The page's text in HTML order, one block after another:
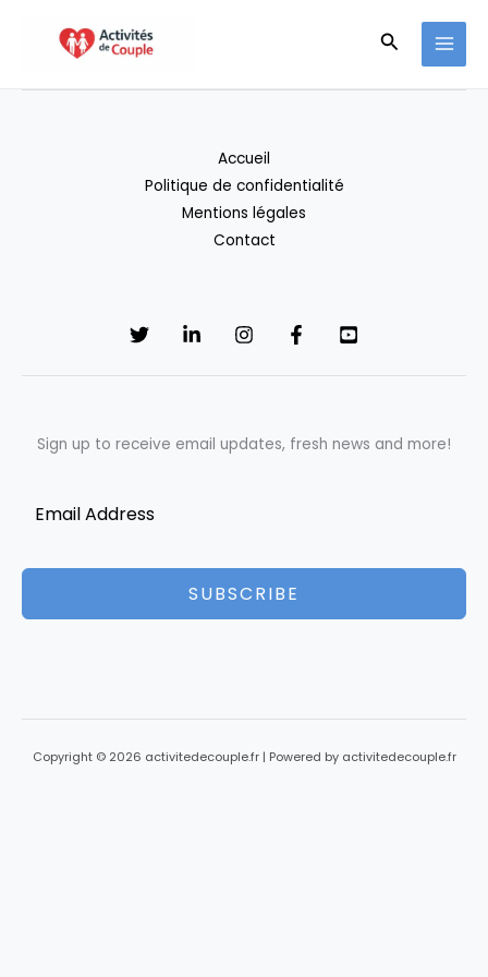
Accueil
Politique de confidentialité
Mentions légales
Contact
Sign up to receive email updates, fresh news and more!
SUBSCRIBE
Copyright © 2026 activitedecouple.fr | Powered by activitedecouple.fr